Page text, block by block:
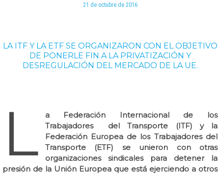
21 de octubre de 2016
LA ITF Y LA ETF SE ORGANIZARON CON EL OBJETIVO
DE PONERLE FIN A LA PRIVATIZACIÓN Y
DESREGULACIÓN DEL MERCADO DE LA UE.
L
a Federación Internacional de los
Trabajadores del Transporte (ITF) y la
Federación Europea de los Trabajadores del
Transporte (ETF) se unieron con otras
organizaciones sindicales para detener la
presión de la Unión Europea que está ejerciendo a otros